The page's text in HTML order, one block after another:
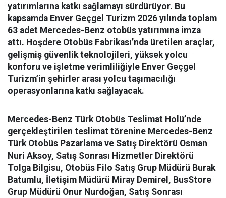
yatırımlarına katkı sağlamayı sürdürüyor. Bu
kapsamda Enver Geçgel Turizm 2026 yılında toplam
63 adet Mercedes-Benz otobüs yatırımına imza
attı. Hoşdere Otobüs Fabrikası’nda üretilen araçlar,
gelişmiş güvenlik teknolojileri, yüksek yolcu
konforu ve işletme verimliliğiyle Enver Geçgel
Turizm’in şehirler arası yolcu taşımacılığı
operasyonlarına katkı sağlayacak.
Mercedes-Benz Türk Otobüs Teslimat Holü’nde
gerçekleştirilen teslimat törenine Mercedes-Benz
Türk Otobüs Pazarlama ve Satış Direktörü Osman
Nuri Aksoy, Satış Sonrası Hizmetler Direktörü
Tolga Bilgisu, Otobüs Filo Satış Grup Müdürü Burak
Batumlu, İletişim Müdürü Miray Demirel, BusStore
Grup Müdürü Onur Nurdoğan, Satış Sonrası